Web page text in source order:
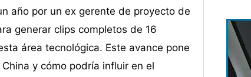
año por un ex gerente de proyecto de
generar clips completos de 16
área tecnológica. Este avance pone
y cómo podría influir en el